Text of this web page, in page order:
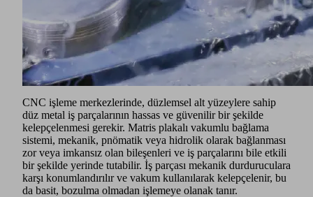
Schmalz ayrıca döngü sürelerini en aza indirmek için özel
vakum jeneratörleri de sunmaktadır. Kompakt ejektörler
SXMPi ayrıca enerji ve proses kontrolü için kapsamlı
fonksiyonlara sahiptir.
Vakumlu Bağlama Teknolojisi
CNC işleme merkezlerinde, düzlemsel alt yüzeylere sahip
düz metal iş parçalarının hassas ve güvenilir bir şekilde
kelepçelenmesi gerekir. Matris plakalı vakumlu bağlama
sistemi, mekanik, pnömatik veya hidrolik olarak bağlanması
zor veya imkansız olan bileşenleri ve iş parçalarını bile etkili
bir şekilde yerinde tutabilir. İş parçası mekanik durduruculara
karşı konumlandırılır ve vakum kullanılarak kelepçelenir, bu
da basit, bozulma olmadan işlemeye olanak tanır.